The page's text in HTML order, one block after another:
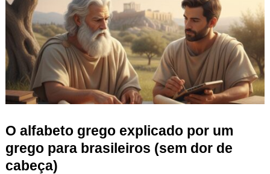
O alfabeto grego explicado por um
grego para brasileiros (sem dor de
cabeça)